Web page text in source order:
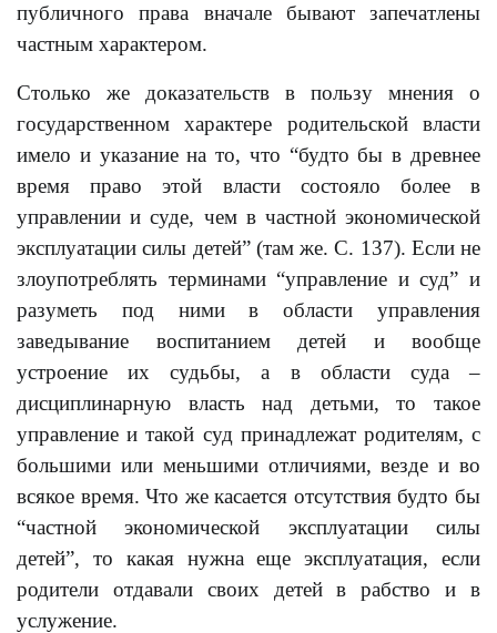
публичного права вначале бывают запечатлены
частным характером.
Столько же доказательств в пользу мнения о
государственном характере родительской власти
имело и указание на то, что “будто бы в древнее
время право этой власти состояло более в
управлении и суде, чем в частной экономической
эксплуатации силы детей” (там же. С. 137). Если не
злоупотреблять терминами “управление и суд” и
разуметь под ними в области управления
заведывание воспитанием детей и вообще
устроение их судьбы, а в области суда –
дисциплинарную власть над детьми, то такое
управление и такой суд принадлежат родителям, с
большими или меньшими отличиями, везде и во
всякое время. Что же касается отсутствия будто бы
“частной экономической эксплуатации силы
детей”, то какая нужна еще эксплуатация, если
родители отдавали своих детей в рабство и в
услужение.